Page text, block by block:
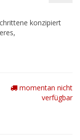
konzipiert
momentan nicht
verfügbar